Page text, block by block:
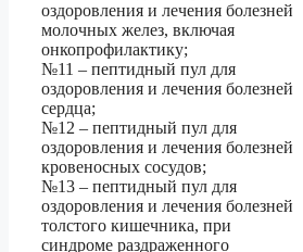
оздоровления и лечения болезней
молочных желез, включая
онкопрофилактику;
№11 – пептидный пул для
оздоровления и лечения болезней
сердца;
№12 – пептидный пул для
оздоровления и лечения болезней
кровеносных сосудов;
№13 – пептидный пул для
оздоровления и лечения болезней
толстого кишечника, при
синдроме раздраженного